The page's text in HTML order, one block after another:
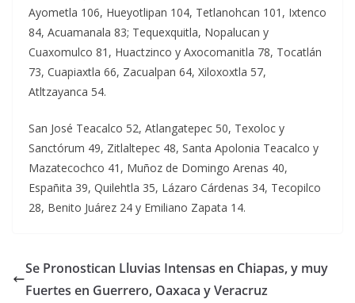
Ayometla 106, Hueyotlipan 104, Tetlanohcan 101, Ixtenco
84, Acuamanala 83; Tequexquitla, Nopalucan y
Cuaxomulco 81, Huactzinco y Axocomanitla 78, Tocatlán
73, Cuapiaxtla 66, Zacualpan 64, Xiloxoxtla 57,
Atltzayanca 54.
San José Teacalco 52, Atlangatepec 50, Texoloc y
Sanctórum 49, Zitlaltepec 48, Santa Apolonia Teacalco y
Mazatecochco 41, Muñoz de Domingo Arenas 40,
Españita 39, Quilehtla 35, Lázaro Cárdenas 34, Tecopilco
28, Benito Juárez 24 y Emiliano Zapata 14.
Se Pronostican Lluvias Intensas en Chiapas, y muy
Fuertes en Guerrero, Oaxaca y Veracruz